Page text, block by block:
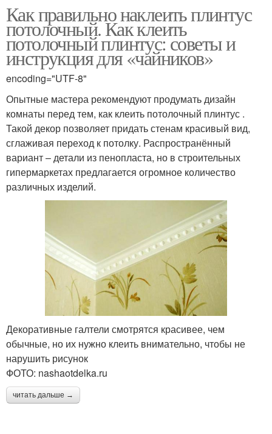
Как правильно наклеить плинтус
потолочный. Как клеить
потолочный плинтус: советы и
инструкция для «чайников»
encoding="UTF-8"
Опытные мастера рекомендуют продумать дизайн
комнаты перед тем, как клеить потолочный плинтус .
Такой декор позволяет придать стенам красивый вид,
сглаживая переход к потолку. Распространённый
вариант – детали из пенопласта, но в строительных
гипермаркетах предлагается огромное количество
различных изделий.
Декоративные галтели смотрятся красивее, чем
обычные, но их нужно клеить внимательно, чтобы не
нарушить рисунок
ФОТО: nashaotdelka.ru
читать дальше →